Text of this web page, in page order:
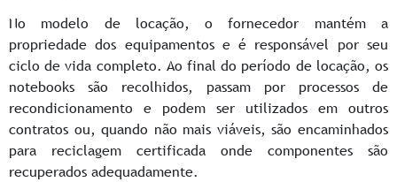
No modelo de locação, o fornecedor mantém a
propriedade dos equipamentos e é responsável por seu
ciclo de vida completo. Ao final do período de locação, os
notebooks são recolhidos, passam por processos de
recondicionamento e podem ser utilizados em outros
contratos ou, quando não mais viáveis, são encaminhados
para reciclagem certificada onde componentes são
recuperados adequadamente.